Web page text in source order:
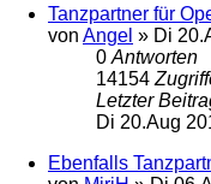
Tanzpartner für
von Angel » Di
0 Antworten
14154
Letzter
Di 20.Aug
Ebenfalls